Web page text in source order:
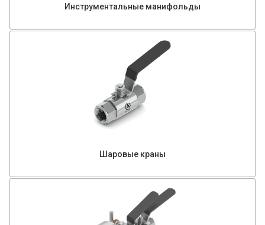
Инструментальные манифольды
Шаровые краны